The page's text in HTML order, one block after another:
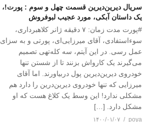
سریال دیرین‌دیرین قسمت چهل و سوم : پورت!،
یک داستان آبکی، مورد عجیب لبوفروش
#پورت مدت زمان: ۷ دقیقه ژانر کلاهبرداری،
سوءاستفادی، آقای میرزایی‌ای، پورتی و به سزای
عمل رسی. در این آیتم، سه کله‌تهی تصمیم
می‌گیرند یک کارواش بزنند تا از شستن تنها
خودروی دیرین‌دیرین پول دربیاورند. اما آقای
میرزایی که تنها خودروی دیرین‌درین را دارد هم
مشکلی ندارد! این وسط یک کلاغ هست که او
مشکل دارد. […]
poya
۱۴۰۰/۰۱/۰۷